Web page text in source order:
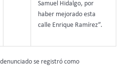
Samuel Hidalgo, por
haber mejorado esta
calle Enrique Ramírez”.
se registró como